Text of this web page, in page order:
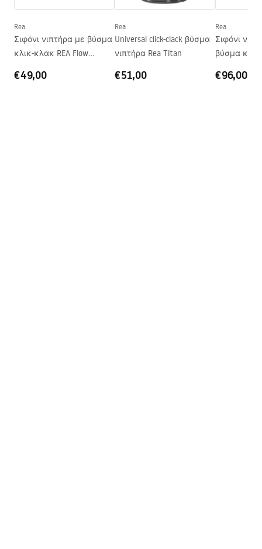
105mm
Σχήμα
Οπή βρύσης
Όχι
Rea
Σιφόνι νιπτήρα με βύσμα
κλικ-κλακ REA Flow
€49,00
Rea
Universal click-clack βύσμα
νιπτήρα Rea Titan
€51,00
Rea
Σιφόνι
βύσμα
€96,00